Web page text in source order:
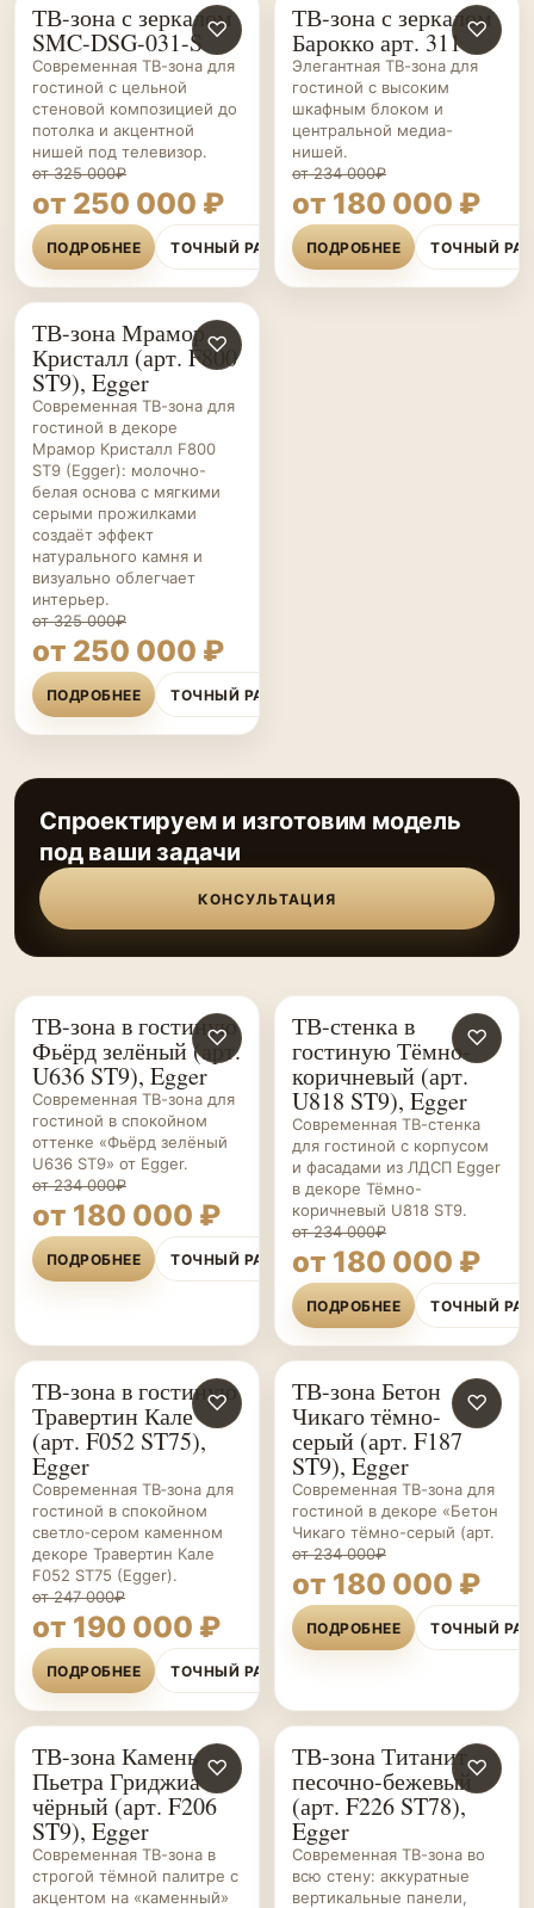
ГОСТИНЫЕ НА ЗАКАЗ
♡
ТВ-зона с зеркалом
SMC-DSG-031-S
Современная ТВ-зона для
гостиной с цельной
стеновой композицией до
потолка и акцентной
нишей под телевизор.
от 325 000₽
от 250 000 ₽
ПОДРОБНЕЕ ТОЧНЫЙ РАСЧЁТ
ГОСТИНЫЕ НА ЗАКАЗ
♡
ТВ-зона с зеркалом
Барокко арт. 311
Элегантная ТВ-зона для
гостиной с высоким
шкафным блоком и
центральной медиа-
нишей.
от 234 000₽
от 180 000 ₽
ПОДРОБНЕЕ ТОЧНЫЙ
ГОСТИНЫЕ НА ЗАКАЗ
♡
ТВ-зона Мрамор
Кристалл (арт. F800
ST9), Egger
Современная ТВ-зона для
гостиной в декоре
Мрамор Кристалл F800
ST9 (Egger): молочно-
белая основа с мягкими
серыми прожилками
создаёт эффект
натурального камня и
визуально облегчает
интерьер.
от 325 000₽
от 250 000 ₽
ПОДРОБНЕЕ ТОЧНЫЙ РАСЧЁТ
Спроектируем и изготовим модель
под ваши задачи
КОНСУЛЬТАЦИЯ
ГОСТИНЫЕ НА ЗАКАЗ
♡
ТВ-зона в гостиную
Фьёрд зелёный (арт.
U636 ST9), Egger
Современная ТВ-зона для
гостиной в спокойном
оттенке «Фьёрд зелёный
U636 ST9» от Egger.
от 234 000₽
от 180 000 ₽
ПОДРОБНЕЕ ТОЧНЫЙ РАСЧЁТ
ГОСТИНЫЕ НА ЗАКАЗ
♡
ТВ-стенка в
гостиную Тёмно-
коричневый (арт.
U818 ST9), Egger
Современная ТВ-стенка
для гостиной с корпусом
и фасадами из ЛДСП Egger
в декоре Тёмно-
коричневый U818 ST9.
от 234 000₽
от 180 000 ₽
ПОДРОБНЕЕ ТОЧНЫЙ
ГОСТИНЫЕ НА ЗАКАЗ
♡
ТВ-зона в гостиную
Травертин Кале
(арт. F052 ST75),
Egger
Современная ТВ‑зона для
гостиной в спокойном
светло‑сером каменном
декоре Травертин Кале
F052 ST75 (Egger).
от 247 000₽
от 190 000 ₽
ПОДРОБНЕЕ ТОЧНЫЙ РАСЧЁТ
ГОСТИНЫЕ НА ЗАКАЗ
♡
ТВ-зона Бетон
Чикаго тёмно-
серый (арт. F187
ST9), Egger
Современная ТВ-зона для
гостиной в декоре «Бетон
Чикаго тёмно-серый (арт.
от 234 000₽
от 180 000 ₽
ПОДРОБНЕЕ ТОЧНЫЙ
ГОСТИНЫЕ НА ЗАКАЗ
♡
ТВ-зона Камень
Пьетра Гриджиа
чёрный (арт. F206
ST9), Egger
Современная ТВ-зона в
строгой тёмной палитре с
акцентом на «каменный»
ГОСТИНЫЕ НА ЗАКАЗ
♡
ТВ-зона Титанит
песочно-бежевый
(арт. F226 ST78),
Egger
Современная ТВ-зона во
всю стену: аккуратные
вертикальные панели,